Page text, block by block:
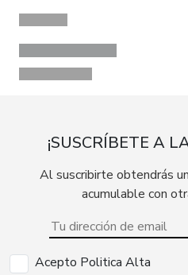
¡SUSCRÍBETE A
Al suscribirte obtendrás
acumulable con
Acepto Politica Alta